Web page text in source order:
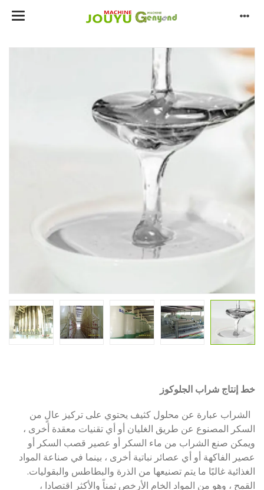
خط إنتاج شراب الجلوكوز
الشراب عبارة عن محلول كثيف يحتوي على تركيز عالٍ من
السكر المصنوع عن طريق الغليان أو أي تقنيات معقدة أخرى ،
ويمكن صنع الشراب من ماء السكر أو عصير قصب السكر أو
عصير الفاكهة أو أي عصائر نباتية أخرى ، بينما في صناعة المواد
الغذائية غالبًا ما يتم تصنيعها من الذرة والبطاطس والبقوليات.
القمح ، وهو من المواد الخام الأرخص ثمناً والأكثر اقتصادا ،